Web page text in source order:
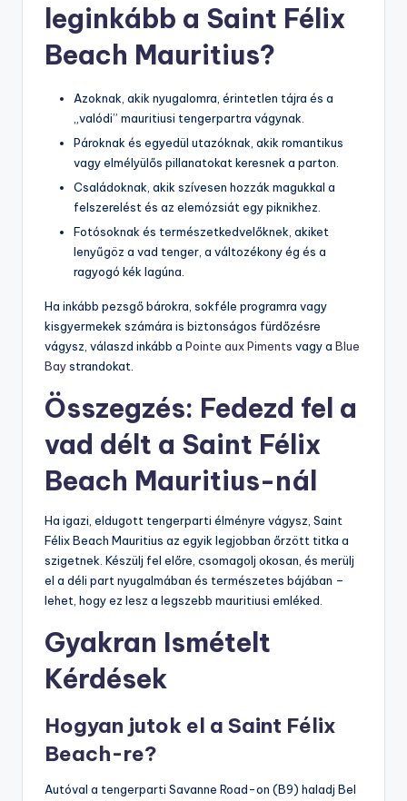
leginkább a Saint Félix
Beach Mauritius?
Azoknak, akik nyugalomra, érintetlen tájra és a
„valódi” mauritiusi tengerpartra vágynak.
Pároknak és egyedül utazóknak, akik romantikus
vagy elmélyülős pillanatokat keresnek a parton.
Családoknak, akik szívesen hozzák magukkal a
felszerelést és az elemózsiát egy piknikhez.
Fotósoknak és természetkedvelőknek, akiket
lenyűgöz a vad tenger, a változékony ég és a
ragyogó kék lagúna.
Ha inkább pezsgő bárokra, sokféle programra vagy
kisgyermekek számára is biztonságos fürdőzésre
vágysz, válaszd inkább a Pointe aux Piments vagy a Blue
Baystrandokat.
Összegzés: Fedezd fel a
vad délt a Saint Félix
Beach Mauritius-nál
Ha igazi, eldugott tengerparti élményre vágysz, Saint
Félix Beach Mauritius az egyik legjobban őrzött titka a
szigetnek. Készülj fel előre, csomagolj okosan, és merülj
el a déli part nyugalmában és természetes bájában –
lehet, hogy ez lesz a legszebb mauritiusi emléked.
Gyakran Ismételt
Kérdések
Hogyan jutok el a Saint Félix
Beach-re?
Autóval a tengerparti Savanne Road-on (B9) haladj Bel